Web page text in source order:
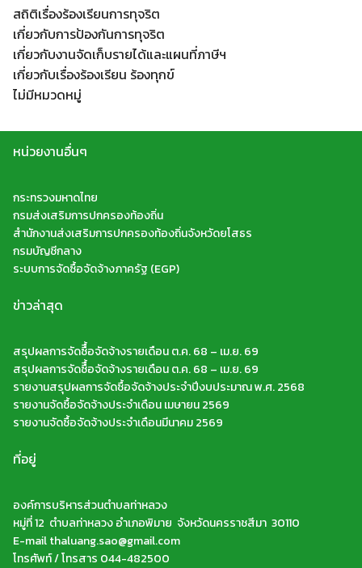
สถิติเรื่องร้องเรียนการทุจริต
เกี่ยวกับการป้องกันการทุจริต
เกี่ยวกับงานจัดเก็บรายได้และแผนที่ภาษีฯ
เกี่ยวกับเรื่องร้องเรียน ร้องทุกข์
ไม่มีหมวดหมู่
หน่วยงานอื่นๆ
กระทรวงมหาดไทย
กรมส่งเสริมการปกครองท้องถิ่น
สำนักงานส่งเสริมการปกครองท้องถิ่นจังหวัดยโสธร
กรมบัญชีกลาง
ระบบการจัดซื้อจัดจ้างภาครัฐ (EGP)
ข่าวล่าสุด
สรุปผลการจัดซืื้อจัดจ้างรายเดือน ต.ค. 68 – เม.ย. 69
สรุปผลการจัดซืื้อจัดจ้างรายเดือน ต.ค. 68 – เม.ย. 69
รายงานสรุปผลการจัดซื้อจัดจ้างประจำปีงบประมาณ พ.ศ. 2568
รายงานจัดซื้อจัดจ้างประจำเดือน เมษายน 2569
รายงานจัดซื้อจัดจ้างประจำเดือนมีนาคม 2569
ที่อยู่
องค์การบริหารส่วนตำบลท่าหลวง
หมู่ที่ 12 ตำบลท่าหลวง อำเภอพิมาย จังหวัดนครราชสีมา 30110
E-mail thaluang.sao@gmail.com
โทรศัพท์ / โทรสาร 044-482500